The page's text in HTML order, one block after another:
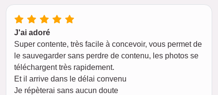
J'ai adoré
Super contente, très facile à concevoir, vous permet de
le sauvegarder sans perdre de contenu, les photos se
téléchargent très rapidement.
Et il arrive dans le délai convenu
Je répèterai sans aucun doute